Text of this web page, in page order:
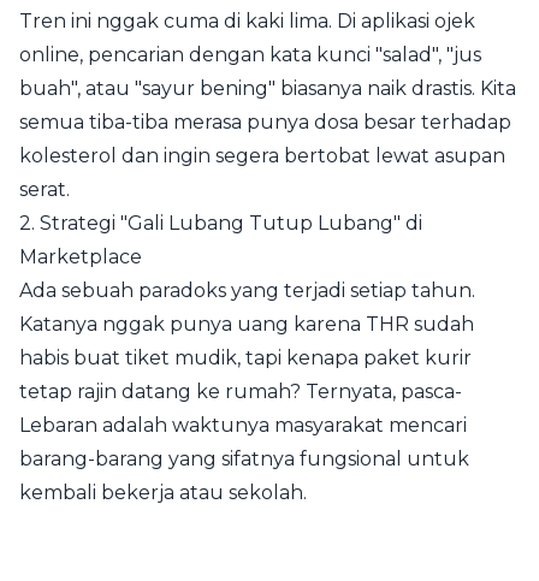
Tren ini nggak cuma di kaki lima. Di aplikasi ojek
online, pencarian dengan kata kunci "salad", "jus
buah", atau "sayur bening" biasanya naik drastis. Kita
semua tiba-tiba merasa punya dosa besar terhadap
kolesterol dan ingin segera bertobat lewat asupan
serat.
2. Strategi "Gali Lubang Tutup Lubang" di
Marketplace
Ada sebuah paradoks yang terjadi setiap tahun.
Katanya nggak punya uang karena THR sudah
habis buat tiket mudik, tapi kenapa paket kurir
tetap rajin datang ke rumah? Ternyata, pasca-
Lebaran adalah waktunya masyarakat mencari
barang-barang yang sifatnya fungsional untuk
kembali bekerja atau sekolah.